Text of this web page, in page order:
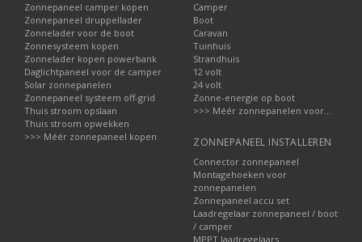
Zonnepaneel camper kopen
Zonnepaneel druppellader
Zonnelader voor de boot
Zonnesysteem kopen
Zonnelader kopen powerbank
Daglichtpaneel voor de camper
Solar zonnepanelen
Zonnepaneel systeem off-grid
Thuis stroom opslaan
Thuis stroom opwekken
>>> Méér zonnepaneel kopen
Camper
Boot
Caravan
Tuinhuis
Strandhuis
12 volt
24 volt
Zonne-energie op boot
>>> Méér zonnepanelen voor...
ZONNEPANEEL INSTALLEREN
Connector zonnepaneel
Montagehoeken voor
zonnepanelen
Zonnepaneel accu set
Laadregelaar zonnepaneel / boot
/ camper
MPPT laadregelaars